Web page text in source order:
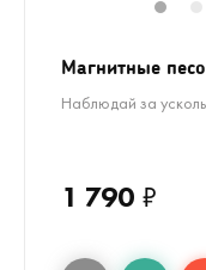
Магнитные
Наблюдай за
1 790 ₽